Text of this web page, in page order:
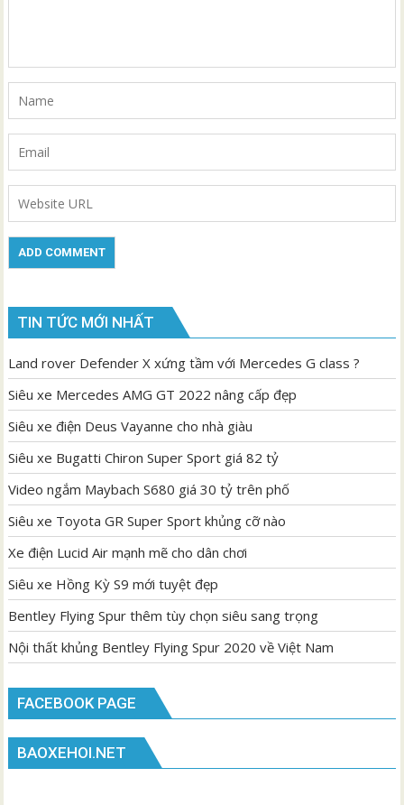
TIN TỨC MỚI NHẤT
Land rover Defender X xứng tầm với Mercedes G class ?
Siêu xe Mercedes AMG GT 2022 nâng cấp đẹp
Siêu xe điện Deus Vayanne cho nhà giàu
Siêu xe Bugatti Chiron Super Sport giá 82 tỷ
Video ngắm Maybach S680 giá 30 tỷ trên phố
Siêu xe Toyota GR Super Sport khủng cỡ nào
Xe điện Lucid Air mạnh mẽ cho dân chơi
Siêu xe Hồng Kỳ S9 mới tuyệt đẹp
Bentley Flying Spur thêm tùy chọn siêu sang trọng
Nội thất khủng Bentley Flying Spur 2020 về Việt Nam
FACEBOOK PAGE
BAOXEHOI.NET